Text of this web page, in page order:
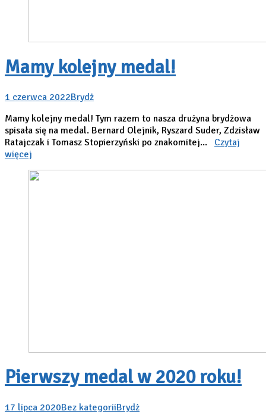
Mamy kolejny medal!
1 czerwca 2022Brydż
Mamy kolejny medal! Tym razem to nasza drużyna brydżowa
spisała się na medal. Bernard Olejnik, Ryszard Suder, Zdzisław
Ratajczak i Tomasz Stopierzyński po znakomitej... Czytaj
więcej
Pierwszy medal w 2020 roku!
17 lipca 2020Bez kategoriiBrydż